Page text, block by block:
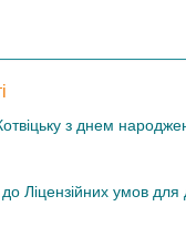
з днем
Ліцензійних умов для